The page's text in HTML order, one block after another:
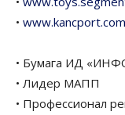
•
• Бумага ИД
• Лидер МАПП
• Профессионал